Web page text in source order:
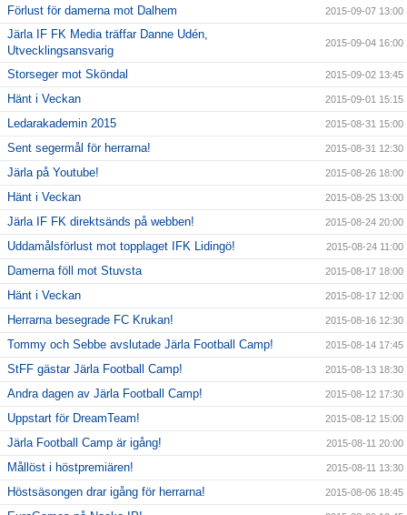
Förlust för damerna mot Dalhem 2015-09-07 13:00
Järla IF FK Media träffar Danne Udén,
Utvecklingsansvarig
2015-09-04 16:00
Storseger mot Sköndal 2015-09-02 13:45
Hänt i Veckan 2015-09-01 15:15
Ledarakademin 2015 2015-08-31 15:00
Sent segermål för herrarna! 2015-08-31 12:30
Järla på Youtube! 2015-08-26 18:00
Hänt i Veckan 2015-08-25 13:00
Järla IF FK direktsänds på webben! 2015-08-24 20:00
Uddamålsförlust mot topplaget IFK Lidingö! 2015-08-24 11:00
Damerna föll mot Stuvsta 2015-08-17 18:00
Hänt i Veckan 2015-08-17 12:00
Herrarna besegrade FC Krukan! 2015-08-16 12:30
Tommy och Sebbe avslutade Järla Football Camp! 2015-08-14 17:45
StFF gästar Järla Football Camp! 2015-08-13 18:30
Andra dagen av Järla Football Camp! 2015-08-12 17:30
Uppstart för DreamTeam! 2015-08-12 15:00
Järla Football Camp är igång! 2015-08-11 20:00
Mållöst i höstpremiären! 2015-08-11 13:30
Höstsäsongen drar igång för herrarna! 2015-08-06 18:45